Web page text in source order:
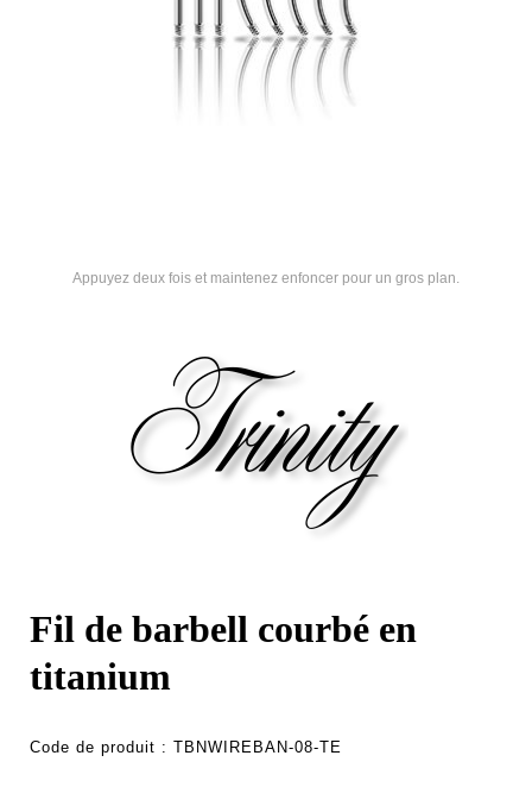
Appuyez deux fois et maintenez enfoncer pour un gros plan.
Fil de barbell courbé en
titanium
Code de produit : TBNWIREBAN-08-TE